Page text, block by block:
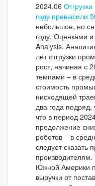
2024.06
году превысили
небольшое, но
году. Оценками
Analysis.
лет отгрузки
рост, начиная с
темпами – в
стоимость
нисходящей
два года
что в период
продолжение
роботов – в
следует сказать
Южной Америки
выручки от